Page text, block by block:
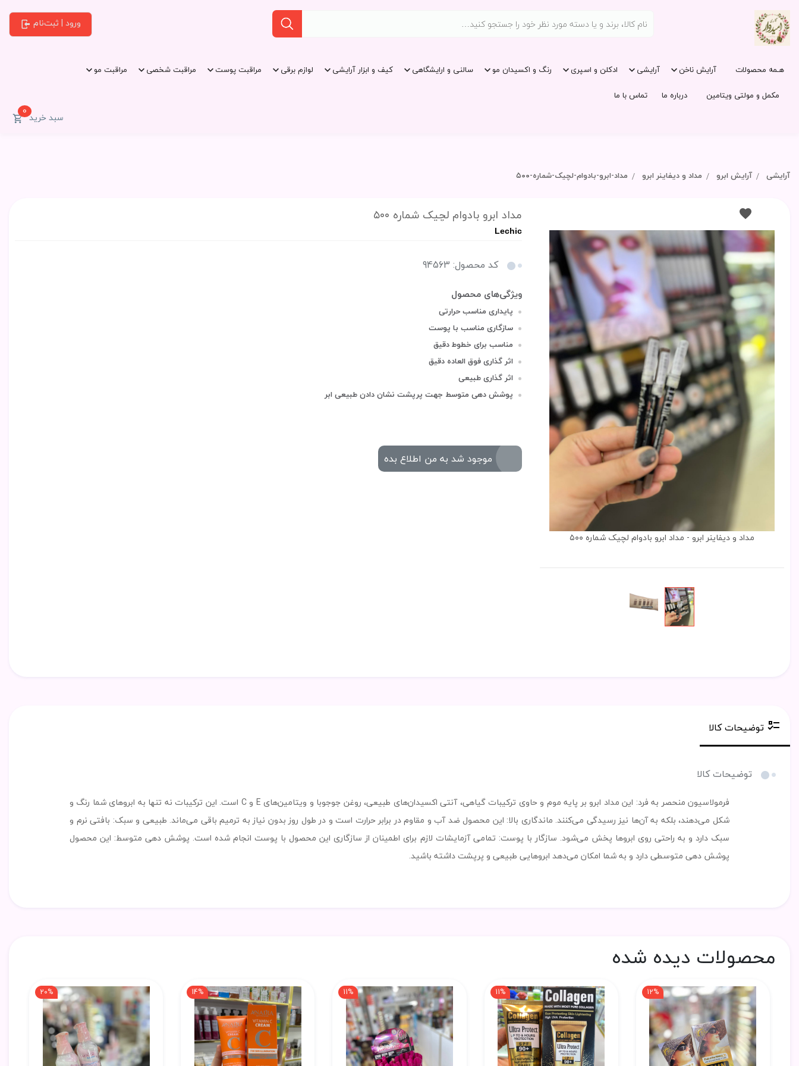
ورود | ثبت‌نام
هـمه محصولات آرایش ناخن آرایشی ادکلن و اسپری رنگ و اکسیدان مو سالنی و ارایشگاهی کیف و ابزار آرایشی لوازم برقی مراقبت پوست مراقبت شخصی
مراقبت مو
مکمل و مولتی ویتامین
درباره ما تماس با ما
سبد خرید0
آرایشی آرایش ابرو مداد و دیفاینر ابرو مداد-ابرو-بادوام-لچیک-شماره-۵۰۰
مداد و دیفاینر ابرو - مداد ابرو بادوام لچیک شماره ۵۰۰
مداد ابرو بادوام لچیک شماره ۵۰۰
Lechic
کد محصول: 94563
پایداری مناسب حرارتی
سازگاری مناسب با پوست
مناسب برای خطوط دقیق
اثر گذاری فوق العاده دقیق
اثر گذاری طبیعی
پوشش دهی متوسط جهت پرپشت نشان دادن طبیعی ابر
موجود شد به من اطلاع بده
توضیحات کالا
توضیحات کالا
فرمولاسیون منحصر به فرد: این مداد ابرو بر پایه موم و حاوی ترکیبات گیاهی، آنتی اکسیدان‌های طبیعی، روغن جوجوبا و ویتامین‌های E و C است. این ترکیبات نه تنها به ابروهای شما رنگ و
شکل می‌دهند، بلکه به آن‌ها نیز رسیدگی می‌کنند. ماندگاری بالا: این محصول ضد آب و مقاوم در برابر حرارت است و در طول روز بدون نیاز به ترمیم باقی می‌ماند. طبیعی و سبک: بافتی نرم و
سبک دارد و به راحتی روی ابروها پخش می‌شود. سازگار با پوست: تمامی آزمایشات لازم برای اطمینان از سازگاری این محصول با پوست انجام شده است. پوشش دهی متوسط: این محصول
پوشش دهی متوسطی دارد و به شما امکان می‌دهد ابروهایی طبیعی و پرپشت داشته باشید.
محصولات دیده شده
12%
11%
11%
14%
20%